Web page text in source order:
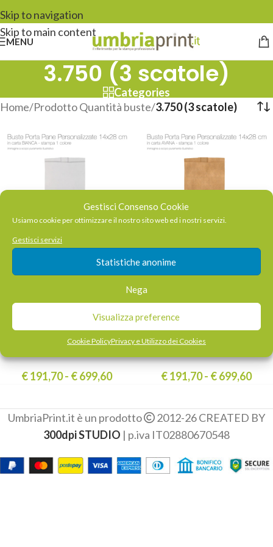
Gestisci Consenso Cookie
Usiamo cookie per ottimizzare il nostro sito web ed i nostri servizi.
Gestisci servizi
Statistiche anonime
Nega
Visualizza preference
Cookie PolicyPrivacy e Utilizzo dei Cookies
Skip to navigation
Skip to main content
MENU
3.750 (3 scatole)
Categories
Home/Prodotto Quantità buste/3.750 (3 scatole)
-19%
Buste porta pane
personalizzate 14×28
cm- bianche
€191,70- €699,60
-19%
Buste porta pane
personalizzate 14×28
cm – avana
€191,70- €699,60
UmbriaPrint.it è un prodotto
2012-26 CREATED BY
300dpi STUDIO | p.iva IT02880670548